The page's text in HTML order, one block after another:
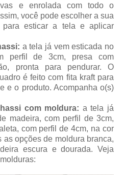
e enrolada com todo o
você pode escolher a sua
para esticar a tela e aplicar
a tela já vem esticada no
perfil de 3cm, presa com
pronta para pendurar. O
é feito com fita kraft para
e o produto. Acompanha o(s)
com moldura: a tela já
madeira, com perfil de 3cm,
com perfil de 4cm, na cor
as opções de moldura branca,
escura e dourada. Veja